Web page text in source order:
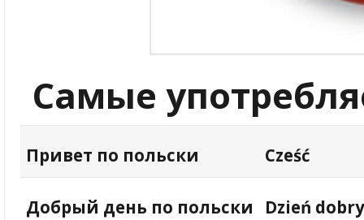
Самые
Привет по польски Cześć
Добрый день по польски Dzień dobry